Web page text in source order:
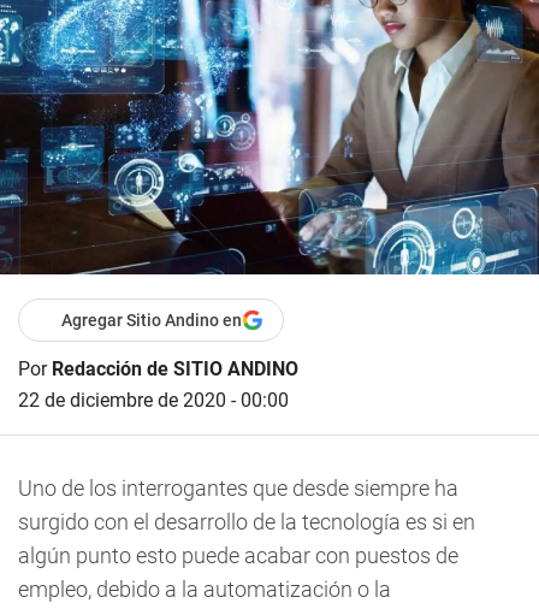
Agregar Sitio Andino en
Por Redacción de SITIO ANDINO
22 de diciembre de 2020 - 00:00
Uno de los interrogantes que desde siempre ha
surgido con el desarrollo de la tecnología es si en
algún punto esto puede acabar con puestos de
empleo, debido a la automatización o la